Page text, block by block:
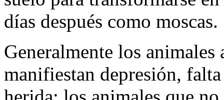
días después como moscas.
Generalmente los animales
manifiestan depresión,